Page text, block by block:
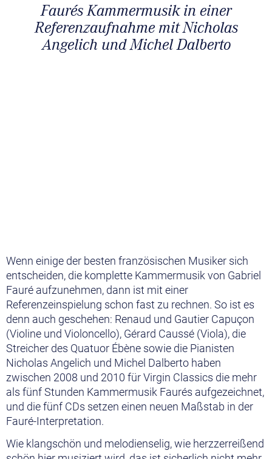
Faurés Kammermusik in einer
Referenzaufnahme mit Nicholas
Angelich und Michel Dalberto
Wenn einige der besten französischen Musiker sich
entscheiden, die komplette Kammermusik von Gabriel
Fauré aufzunehmen, dann ist mit einer
Referenzeinspielung schon fast zu rechnen. So ist es
denn auch geschehen: Renaud und Gautier Capuçon
(Violine und Violoncello), Gérard Caussé (Viola), die
Streicher des Quatuor Ébène sowie die Pianisten
Nicholas Angelich und Michel Dalberto haben
zwischen 2008 und 2010 für Virgin Classics die mehr
als fünf Stunden Kammermusik Faurés aufgezeichnet,
und die fünf CDs setzen einen neuen Maßstab in der
Fauré-Interpretation.
Wie klangschön und melodienselig, wie herzzerreißend